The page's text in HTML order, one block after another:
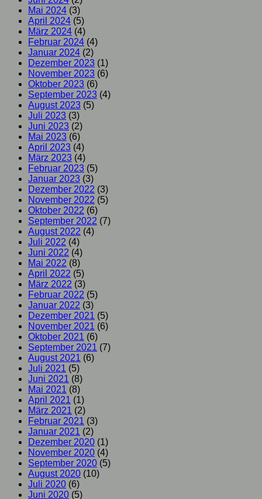
Mai 2024 (3)
April 2024 (5)
März 2024 (4)
Februar 2024 (4)
Januar 2024 (2)
Dezember 2023 (1)
November 2023 (6)
Oktober 2023 (6)
September 2023 (4)
August 2023 (5)
Juli 2023 (3)
Juni 2023 (2)
Mai 2023 (6)
April 2023 (4)
März 2023 (4)
Februar 2023 (5)
Januar 2023 (3)
Dezember 2022 (3)
November 2022 (5)
Oktober 2022 (6)
September 2022 (7)
August 2022 (4)
Juli 2022 (4)
Juni 2022 (4)
Mai 2022 (8)
April 2022 (5)
März 2022 (3)
Februar 2022 (5)
Januar 2022 (3)
Dezember 2021 (5)
November 2021 (6)
Oktober 2021 (6)
September 2021 (7)
August 2021 (6)
Juli 2021 (5)
Juni 2021 (8)
Mai 2021 (8)
April 2021 (1)
März 2021 (2)
Februar 2021 (3)
Januar 2021 (2)
Dezember 2020 (1)
November 2020 (4)
September 2020 (5)
August 2020 (10)
Juli 2020 (6)
Juni 2020 (5)